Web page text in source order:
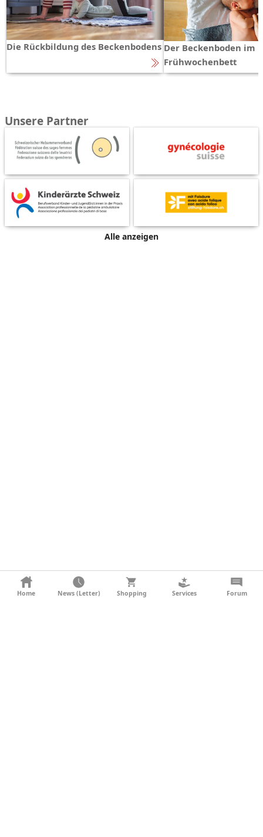
Die Rückbildung des Beckenbodens Der Beckenboden im
Frühwochenbett
Unsere Partner
Alle anzeigen
KONTAKT
Home News (Letter) Shopping Services Forum